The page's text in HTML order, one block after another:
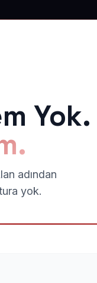
Yok.
adından
yok.